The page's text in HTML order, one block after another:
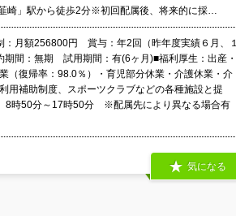
崎」駅から徒歩2分※初回配属後、将来的に採…
月額256800円 賞与：年2回（昨年度実績６月、１
間：無期 試用期間：有(6ヶ月)■福利厚生：出産・
（復帰率：98.0％）・育児部分休業・介護休業・介
用補助制度、スポーツクラブなどの各種施設と提
8時50分～17時50分 ※配属先により異なる場合有
気になる